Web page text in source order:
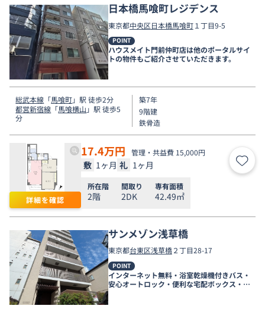
日本橋馬喰町レジデンス
東京都中央区日本橋馬喰町１丁目9-5
POINT
ハウスメイト門前仲町店は他のポータルサイ
トの物件もご紹介させていただきます。
総武本線 「馬喰町」駅 徒歩2分
都営新宿線 「馬喰横山 」駅 徒歩5
分
築7年
9階建
鉄骨造
詳細を確認
17.4万円 管理・共益費 15,000円
敷 1ヶ月 礼 1ヶ月 お気
所在階
2階
間取り
2DK
専有面積
42.49㎡
サンメゾン浅草橋
東京都台東区浅草橋２丁目28-17
POINT
インターネット無料・浴室乾燥機付きバス・
安心オートロック・便利な宅配ボックス・ご
相談は上野店まで！